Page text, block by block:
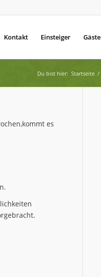
Kontakt Einsteiger Gäste
Du bist hier: Startseite /
es